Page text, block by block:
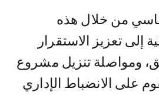
من خلال هذه
إلى تعزيز الاستقرار
ومواصلة تنزيل مشروع
على الانضباط الإداري